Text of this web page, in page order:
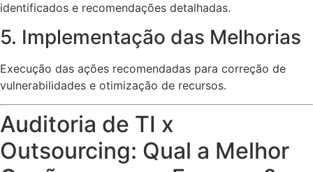
identificados e recomendações detalhadas.
5. Implementação das Melhorias
Execução das ações recomendadas para correção de
vulnerabilidades e otimização de recursos.
Auditoria de TI x
Outsourcing: Qual a Melhor